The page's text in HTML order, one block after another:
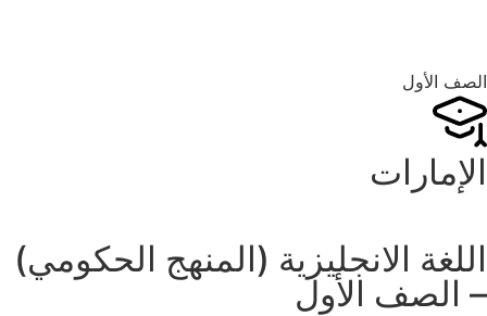
الصف الأول
الإمارات
اللغة الانجليزية (المنهج الحكومي)
– الصف الأول